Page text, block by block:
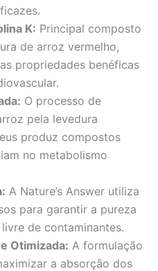
K: Principal composto
de arroz vermelho,
propriedades benéficas
O processo de
pela levedura
produz compostos
no metabolismo
A Nature’s Answer utiliza
para garantir a pureza
de contaminantes.
Otimizada: A formulação
a absorção dos